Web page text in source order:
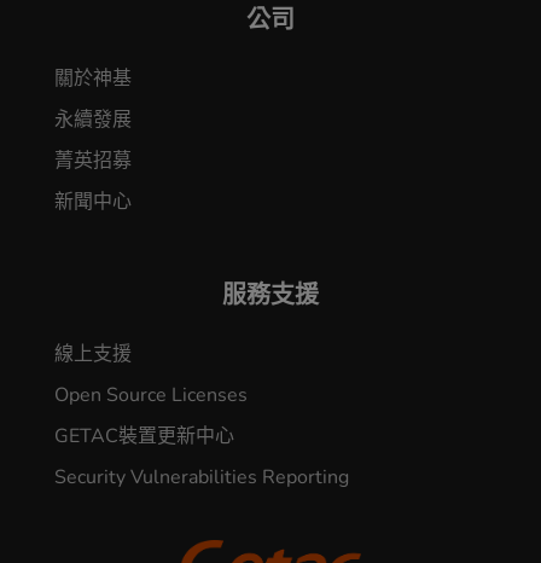
公司
關於神基
永續發展
菁英招募
新聞中心
服務支援
線上支援
Open Source Licenses
GETAC裝置更新中心
Security Vulnerabilities Reporting